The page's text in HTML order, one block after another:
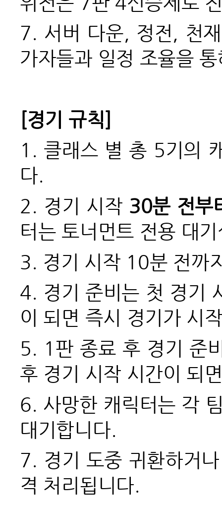
7. 서버 다운, 정전, 천
가자들과 일정 조율을
[경기 규칙]
1. 클래스 별 총 5기의
다.
2. 경기 시작 30분 전부
터는 토너먼트 전용 대
3. 경기 시작 10분 전까
4. 경기 준비는 첫 경기
이 되면 즉시 경기가 시
5. 1 판 종료 후 경기 준
후 경기 시작 시간이 되
6. 사망한 캐릭터는 각
대기합니다.
7. 경기 도중 귀환하거
격 처리됩니다.